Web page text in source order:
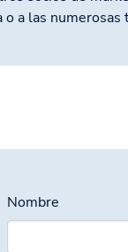
a las numerosas
Nombre